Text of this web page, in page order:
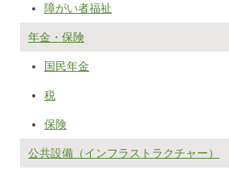
障がい者福祉
年金・保険
国民年金
税
保険
公共設備（インフラストラクチャー）